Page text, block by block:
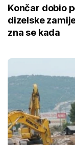
Končar dobio
dizelske
zna se kada